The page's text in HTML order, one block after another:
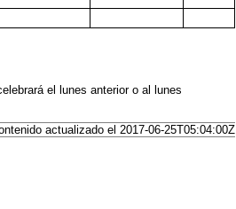
el lunes anterior o al lunes
actualizado el 2017-06-25T05:04:00Z